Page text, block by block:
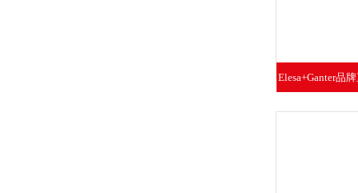
Elesa+Ganter品